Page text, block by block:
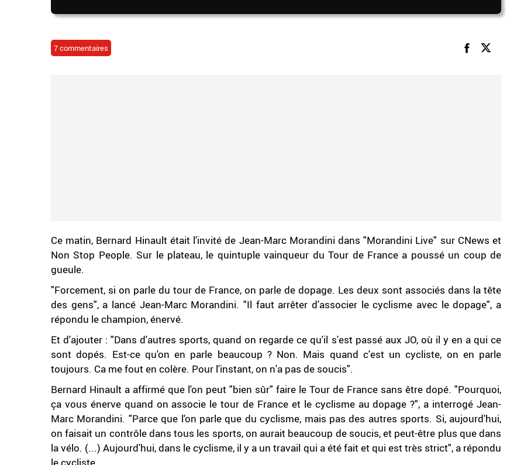
7 commentaires
Ce matin, Bernard Hinault était l'invité de Jean-Marc Morandini dans "Morandini Live" sur CNews et
Non Stop People. Sur le plateau, le quintuple vainqueur du Tour de France a poussé un coup de
gueule.
"Forcement, si on parle du tour de France, on parle de dopage. Les deux sont associés dans la tête
des gens", a lancé Jean-Marc Morandini. "Il faut arrêter d'associer le cyclisme avec le dopage", a
répondu le champion, énervé.
Et d'ajouter : "Dans d'autres sports, quand on regarde ce qu'il s'est passé aux JO, où il y en a qui ce
sont dopés. Est-ce qu'on en parle beaucoup ? Non. Mais quand c'est un cycliste, on en parle
toujours. Ca me fout en colère. Pour l'instant, on n'a pas de soucis".
Bernard Hinault a affirmé que l'on peut "bien sûr" faire le Tour de France sans être dopé. "Pourquoi,
ça vous énerve quand on associe le tour de France et le cyclisme au dopage ?", a interrogé Jean-
Marc Morandini. "Parce que l'on parle que du cyclisme, mais pas des autres sports. Si, aujourd'hui,
on faisait un contrôle dans tous les sports, on aurait beaucoup de soucis, et peut-être plus que dans
la vélo. (...) Aujourd'hui, dans le cyclisme, il y a un travail qui a été fait et qui est très strict", a répondu